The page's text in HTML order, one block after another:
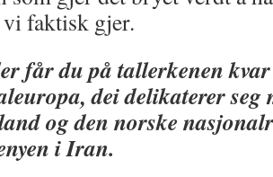
faktisk gjer.
får du på tallerkenen
dei delikaterer seg
og den norske
i Iran.